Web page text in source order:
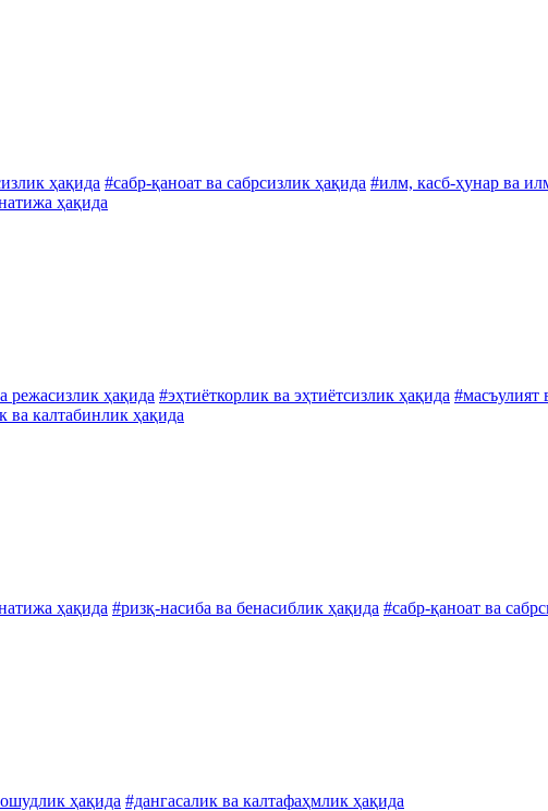
ҳақида #сабр-қаноат ва сабрсизлик ҳақида #илм, касб-ҳунар ва
ҳақида
режасизлик ҳақида #эҳтиёткорлик ва эҳтиётсизлик ҳақида #масъулият
ва калтабинлик ҳақида
ҳақида #ризқ-насиба ва бенасиблик ҳақида #сабр-қаноат ва
ҳақида #дангасалик ва калтафаҳмлик ҳақида